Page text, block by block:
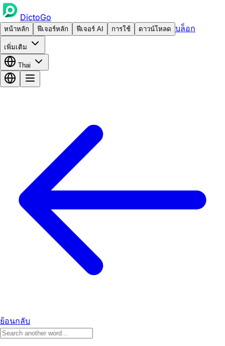
DictoGo
หน้าหลัก ฟีเจอร์หลัก ฟีเจอร์ AI การใช้ ดาวน์โหลด บล็อก
เพิ่มเติม
Thai
ย้อนกลับ